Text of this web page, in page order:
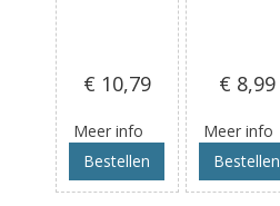
€ 10,79
Meer info
Bestellen
€ 8,99
Meer info
Bestellen